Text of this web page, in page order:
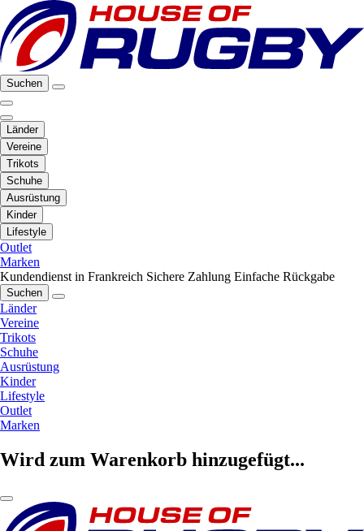
Suchen
Länder
Vereine
Trikots
Schuhe
Ausrüstung
Kinder
Lifestyle
Outlet
Marken
Kundendienst in Frankreich Sichere Zahlung Einfache Rückgabe
Suchen
Länder
Vereine
Trikots
Schuhe
Ausrüstung
Kinder
Lifestyle
Outlet
Marken
Wird zum Warenkorb hinzugefügt...